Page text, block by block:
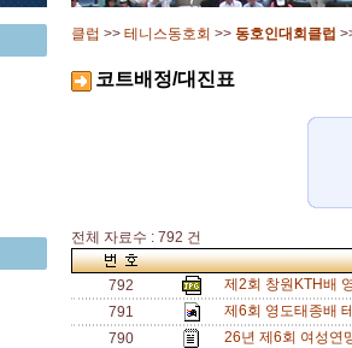
클럽 >> 테니스동호회 >> 동호인대회클럽
코트배정/대진표
전체 자료수 : 792 건
792
제2회 창원KTH배
791
제6회 영도태종배
790
26년 제6회 여성연